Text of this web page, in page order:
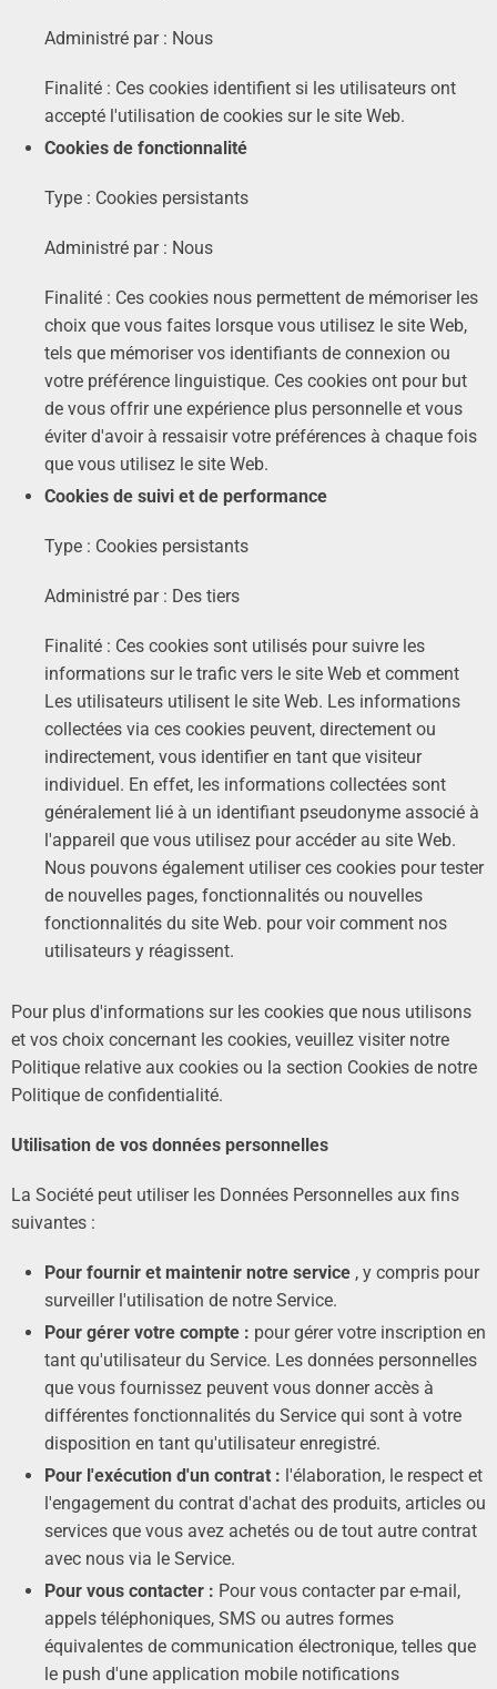
Administré par : Nous
Finalité : Ces cookies identifient si les utilisateurs ont
accepté l'utilisation de cookies sur le site Web.
Cookies de fonctionnalité
Type : Cookies persistants
Administré par : Nous
Finalité : Ces cookies nous permettent de mémoriser les
choix que vous faites lorsque vous utilisez le site Web,
tels que mémoriser vos identifiants de connexion ou
votre préférence linguistique. Ces cookies ont pour but
de vous offrir une expérience plus personnelle et vous
éviter d'avoir à ressaisir votre préférences à chaque fois
que vous utilisez le site Web.
Cookies de suivi et de performance
Type : Cookies persistants
Administré par : Des tiers
Finalité : Ces cookies sont utilisés pour suivre les
informations sur le trafic vers le site Web et comment
Les utilisateurs utilisent le site Web. Les informations
collectées via ces cookies peuvent, directement ou
indirectement, vous identifier en tant que visiteur
individuel. En effet, les informations collectées sont
généralement lié à un identifiant pseudonyme associé à
l'appareil que vous utilisez pour accéder au site Web.
Nous pouvons également utiliser ces cookies pour tester
de nouvelles pages, fonctionnalités ou nouvelles
fonctionnalités du site Web. pour voir comment nos
utilisateurs y réagissent.
Pour plus d'informations sur les cookies que nous utilisons
et vos choix concernant les cookies, veuillez visiter notre
Politique relative aux cookies ou la section Cookies de notre
Politique de confidentialité.
Utilisation de vos données personnelles
La Société peut utiliser les Données Personnelles aux fins
suivantes :
Pour fournir et maintenir notre service , y compris pour
surveiller l'utilisation de notre Service.
Pour gérer votre compte : pour gérer votre inscription en
tant qu'utilisateur du Service. Les données personnelles
que vous fournissez peuvent vous donner accès à
différentes fonctionnalités du Service qui sont à votre
disposition en tant qu'utilisateur enregistré.
Pour l'exécution d'un contrat : l'élaboration, le respect et
l'engagement du contrat d'achat des produits, articles ou
services que vous avez achetés ou de tout autre contrat
avec nous via le Service.
Pour vous contacter : Pour vous contacter par e-mail,
appels téléphoniques, SMS ou autres formes
équivalentes de communication électronique, telles que
le push d'une application mobile notifications